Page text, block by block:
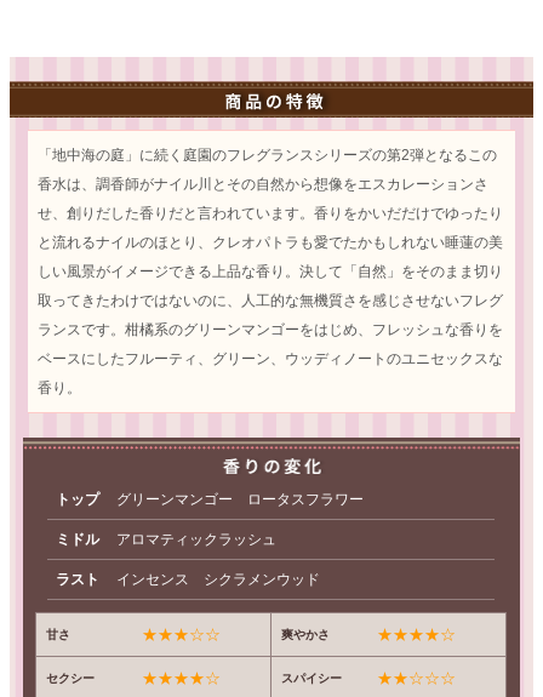
「地中海の庭」に続く庭園のフレグランスシリーズの第2弾となるこの
香水は、調香師がナイル川とその自然から想像をエスカレーションさ
せ、創りだした香りだと言われています。香りをかいだだけでゆったり
と流れるナイルのほとり、クレオパトラも愛でたかもしれない睡蓮の美
しい風景がイメージできる上品な香り。決して「自然」をそのまま切り
取ってきたわけではないのに、人工的な無機質さを感じさせないフレグ
ランスです。柑橘系のグリーンマンゴーをはじめ、フレッシュな香りを
ベースにしたフルーティ、グリーン、ウッディノートのユニセックスな
香り。
トップ グリーンマンゴー ロータスフラワー
ミドル アロマティックラッシュ
ラスト インセンス シクラメンウッド
甘さ ★★★☆☆ 爽やかさ ★★★★☆
セクシー ★★★★☆ スパイシー ★★☆☆☆